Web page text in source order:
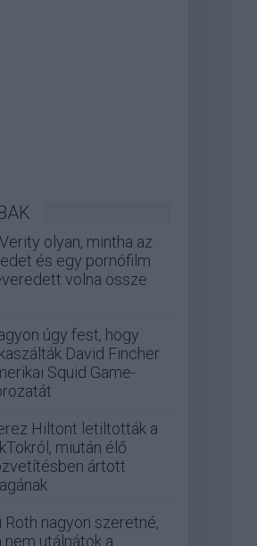
olyan, mintha az
és egy pornófilm
volna össze
úgy fest, hogy
David Fincher
Squid Game-
Hiltont letiltották a
miután élő
ártott
Roth nagyon szeretné,
nem utálnátok a